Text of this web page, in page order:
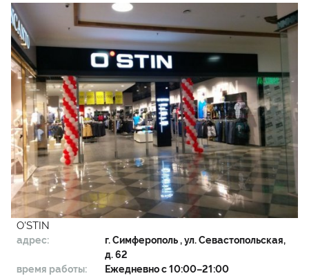
O'STIN
адрес: г.Симферополь, ул. Севастопольская,
д. 62
время работы:
Ежедневно с 10:00–21:00